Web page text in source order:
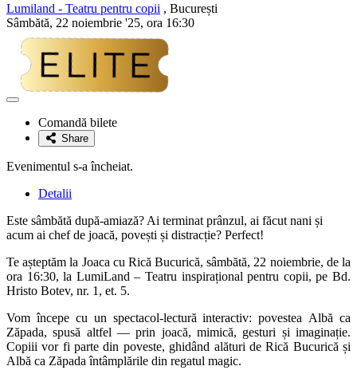
Lumiland - Teatru pentru copii , București
Sâmbătă, 22 noiembrie '25, ora 16:30
Adaugă
favoriteComandă bilete
Share
Evenimentul s-a încheiat.
Detalii
Este sâmbătă după-amiază? Ai terminat prânzul, ai făcut nani și
acum ai chef de joacă, povești și distracție? Perfect!
Te așteptăm la Joaca cu Rică Bucurică, sâmbătă, 22 noiembrie, de la
ora 16:30, la LumiLand – Teatru inspirațional pentru copii, pe Bd.
Hristo Botev, nr. 1, et. 5.
Vom începe cu un spectacol-lectură interactiv: povestea Albă ca
Zăpada, spusă altfel — prin joacă, mimică, gesturi și imaginație.
Copiii vor fi parte din poveste, ghidând alături de Rică Bucurică și
Albă ca Zăpada întâmplările din regatul magic.